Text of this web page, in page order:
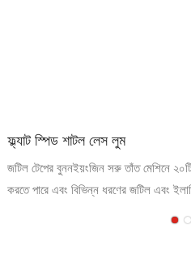
ফ্ল্যাট স্পিড শাটল লেস লুম
জটিল টেপের বুননইয়ংজিন সরু তাঁত মেশিনে
করতে পারে এবং বিভিন্ন ধরণের জটিল এবং